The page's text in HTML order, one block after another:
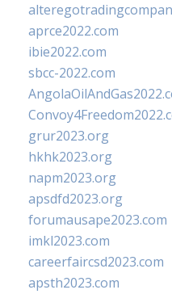
aprce2022.com
ibie2022.com
sbcc-2022.com
grur2023.org
hkhk2023.org
napm2023.org
apsdfd2023.org
forumausape2023.com
imkl2023.com
careerfaircsd2023.com
apsth2023.com